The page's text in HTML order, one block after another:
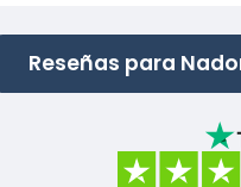
Reseñas para